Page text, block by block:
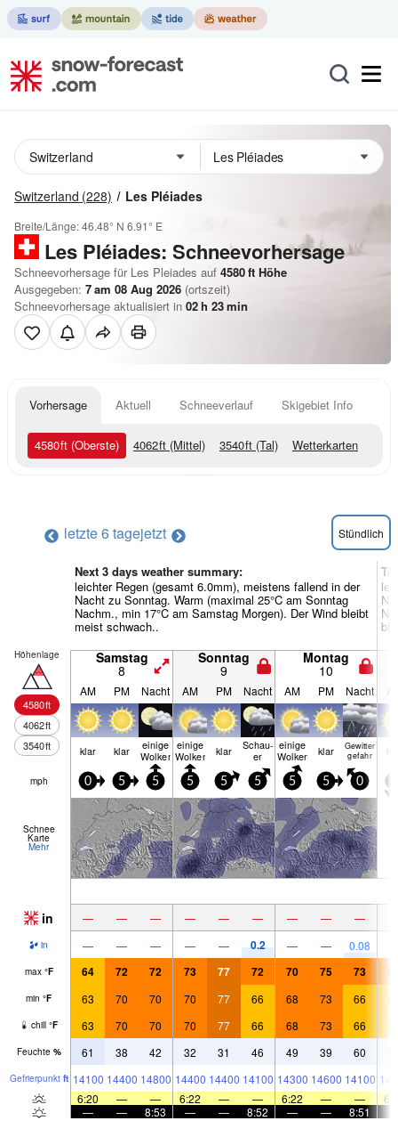
Switzerland (228) Les Pléiades
Breite/Länge:46.48° N 6.91° E
Les Pléiades: Schneevorhersage
Schneevorhersage für Les Pleiades auf 4580ft Höhe
Ausgegeben: 7 am 08 Aug 2026 (ortszeit)
Schneevorhersage aktualisiert in 02h 23min
Vorhersage Aktuell Schneeverlauf Skigebiet Info
4580ft (Oberste) 4062ft (Mittel) 3540ft (Tal) Wetterkarten
letzte 6 tagejetzt Stündlich
Next 3 days weather summary:
leichter Regen (gesamt 6.0mm), meistens fallend in der
Nacht zu Sonntag. Warm (maximal 25°C am Sonntag
Nachm., min 17°C am Samstag Morgen). Der Wind bleibt
meist schwach..
Höhenlage
4580ft
4062ft
3540ft
Samstag
8
Sonntag
9
Montag
10
AM PM Nacht AM PM Nacht AM PM Nacht
klar klar einige
Wolken
einige
Wolken klar Schau­
er
einige
Wolken klar
Gewitter
gefahr
mph 0 5 5 5 5 5 5 5 0
Schnee
Karte
Mehr
in — — — — — — — — —
in — — — — — 0.2 — — 0.08
max °F 64 72 72 73 77 72 70 75 73
min °F 63 70 70 70 77 66 68 73 66
chill °F 63 70 70 70 77 66 68 73 66
Feuchte % 61 38 42 32 31 46 49 39 60
Gefrier­punkt ft 14100 14400 14800 14400 14400 14100 14300 14600 14100
6:20
— — 6:22 — — 6:22 — —
—
— 8:53 — — 8:52 — — 8:51